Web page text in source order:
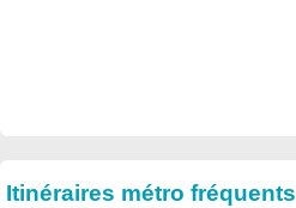
Itinéraires métro fréquents